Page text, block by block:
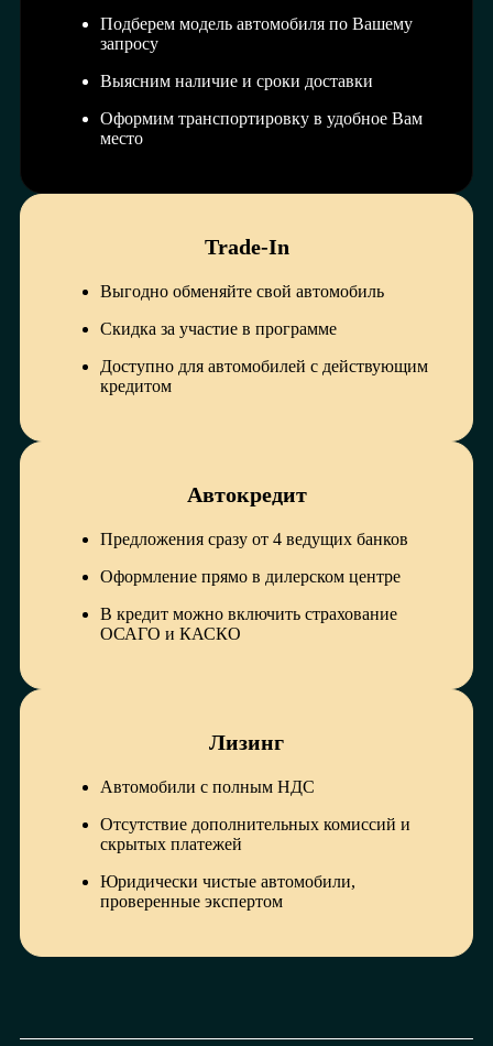
Подберем модель автомобиля по Вашему
запросу
Выясним наличие и сроки доставки
Оформим транспортировку в удобное Вам
место
Trade-In
Выгодно обменяйте свой автомобиль
Скидка за участие в программе
Доступно для автомобилей с действующим
кредитом
Автокредит
Предложения сразу от 4 ведущих банков
Оформление прямо в дилерском центре
В кредит можно включить страхование
ОСАГО и КАСКО
Лизинг
Автомобили с полным НДС
Отсутствие дополнительных комиссий и
скрытых платежей
Юридически чистые автомобили,
проверенные экспертом